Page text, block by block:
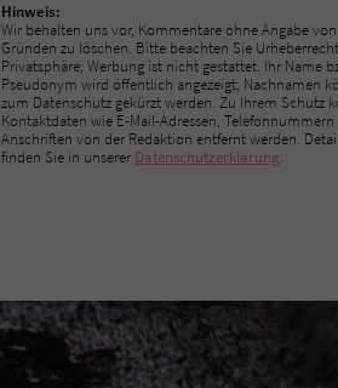
Hinweis:
Wir behalten uns vor, Kommentare ohne Angabe von
Gründen zu löschen. Bitte beachten Sie
Privatsphäre; Werbung ist nicht gestattet. Ihr Name
Pseudonym wird öffentlich angezeigt; Nachnamen
zum Datenschutz gekürzt werden. Zu Ihrem Schutz
Kontaktdaten wie E-Mail-Adressen,
Anschriften von der Redaktion entfernt werden.
finden Sie in unserer Datenschutzerklärung.